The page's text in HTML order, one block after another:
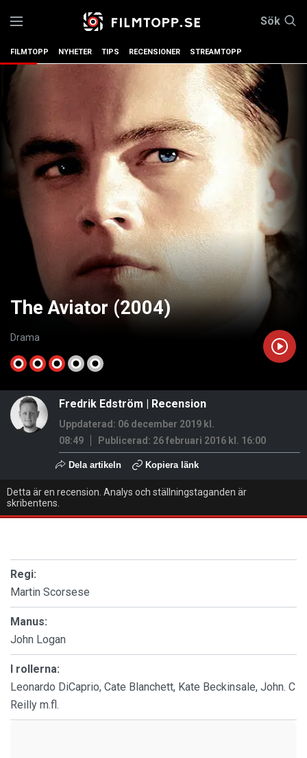
Sök
FILMTOPP NYHETER TIPS RECENSIONER STREAMTOPP
The Aviator (2004)
Drama
Fredrik Edström | Recension
Uppdaterad: 06 december 2019 kl.
08:49
Publicerad: 26 februari 2016 kl. 16:00
Dela artikeln Kopiera länk
Detta är en recension. Analys och ställningstaganden är
skribentens.
Regi:
Martin Scorsese
Manus:
John Logan
I rollerna:
Leonardo DiCaprio, Cate Blanchett, Kate Beckinsale, John. C
Reilly m.fl.